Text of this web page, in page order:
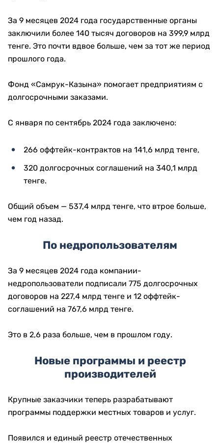
За 9 месяцев 2024 года государственные органы
заключили более 140 тысяч договоров на 399,9 млрд
тенге. Это почти вдвое больше, чем за тот же период
прошлого года.
Фонд «Самрук-Казына» помогает предприятиям с
долгосрочными заказами.
С января по сентябрь 2024 года заключено:
266 оффтейк-контрактов на 141,6 млрд тенге,
320 долгосрочных соглашений на 340,1 млрд
тенге.
Общий объем — 537,4 млрд тенге, что втрое больше,
чем год назад.
По недропользователям
За 9 месяцев 2024 года компании-
недропользователи подписали 775 долгосрочных
договоров на 227,4 млрд тенге и 12 оффтейк-
соглашений на 767,6 млрд тенге.
Это в 2,6 раза больше, чем в прошлом году.
Новые программы и реестр
производителей
Крупные заказчики теперь разрабатывают
программы поддержки местных товаров и услуг.
Появился и единый реестр отечественных